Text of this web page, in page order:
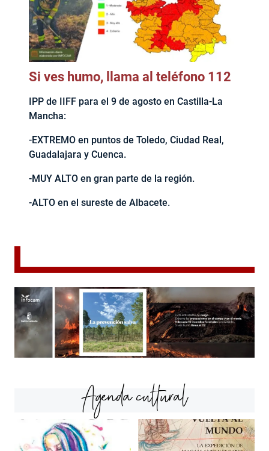
Si ves humo, llama al teléfono 112
IPP de IIFF para el 9 de agosto en Castilla-La
Mancha:
-EXTREMO en puntos de Toledo, Ciudad Real,
Guadalajara y Cuenca.
-MUY ALTO en gran parte de la región.
-ALTO en el sureste de Albacete.
Agenda cultural